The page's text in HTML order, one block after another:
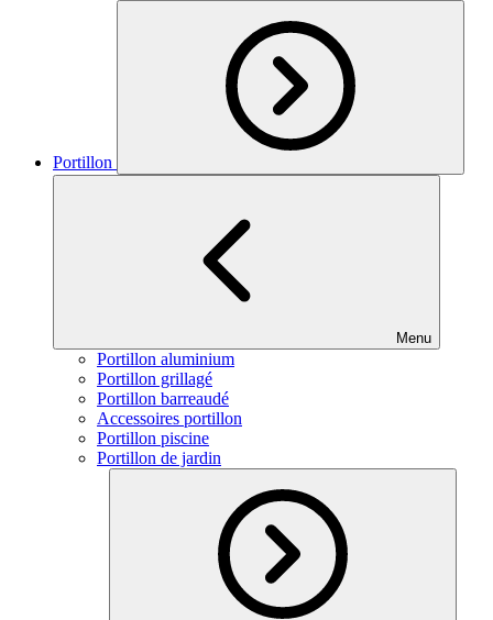
Portillon
Menu
Portillon aluminium
Portillon grillagé
Portillon barreaudé
Accessoires portillon
Portillon piscine
Portillon de jardin